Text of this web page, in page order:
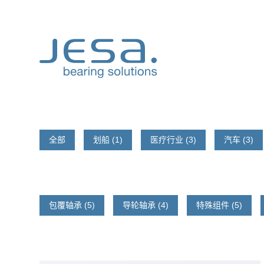
全部 划船 (1) 医疗行业 (3) 汽车 (3)
包覆轴承 (5) 导轮轴承 (4) 特殊组件 (5)